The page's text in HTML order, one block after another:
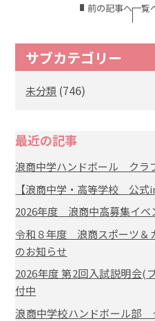
前の記事へ一覧
サブカテゴリー
未分類 (746)
最近の記事
浪商中学ハンドボール ク
【浪商中学・高等学校 公式
2026年度 浪商中高募集イベ
令和８年度 浪商スポーツ＆
のお知らせ
2026年度 第2回入試説明
付中
浪商中学校ハンドボール部